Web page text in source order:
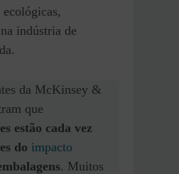
indústria de
da McKinsey &
que
estão cada vez
do impacto
. Muitos